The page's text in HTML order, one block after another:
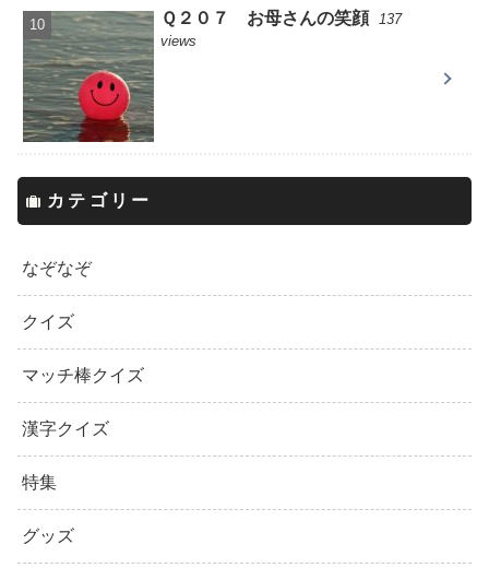
Ｑ２０７ お母さんの笑顔 137
views
カテゴリー
なぞなぞ
クイズ
マッチ棒クイズ
漢字クイズ
特集
グッズ